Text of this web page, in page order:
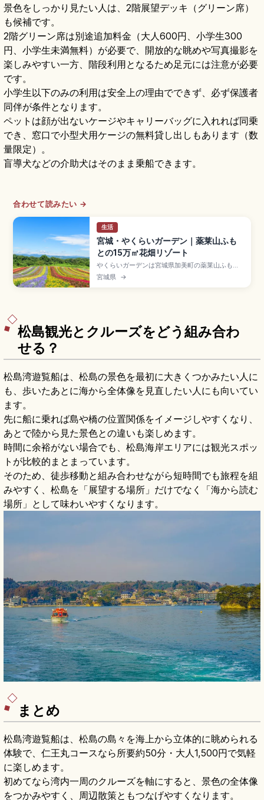
景色をしっかり見たい人は、2階展望デッキ（グリーン席）
も候補です。
2階グリーン席は別途追加料金（大人600円、小学生300
円、小学生未満無料）が必要で、開放的な眺めや写真撮影を
楽しみやすい一方、階段利用となるため足元には注意が必要
です。
小学生以下のみの利用は安全上の理由でできず、必ず保護者
同伴が条件となります。
ペットは顔が出ないケージやキャリーバッグに入れれば同乗
でき、窓口で小型犬用ケージの無料貸し出しもあります（数
量限定）。
盲導犬などの介助犬はそのまま乗船できます。
合わせて読みたい →
生活
宮城・やくらいガーデン｜薬莱山ふも
との15万㎡花畑リゾート
やくらいガーデンは宮城県加美町の薬莱山ふもと
に広がる総面積約15万㎡(東京ドーム約3個分)の高
原ガーデンで、栽培植物約400種類の8つのテー
宮城県 →
松島観光とクルーズをどう組み合わ
せる？
松島湾遊覧船は、松島の景色を最初に大きくつかみたい人に
も、歩いたあとに海から全体像を見直したい人にも向いてい
ます。
先に船に乗れば島や橋の位置関係をイメージしやすくなり、
あとで陸から見た景色との違いも楽しめます。
時間に余裕がない場合でも、松島海岸エリアには観光スポッ
トが比較的まとまっています。
そのため、徒歩移動と組み合わせながら短時間でも旅程を組
みやすく、松島を「展望する場所」だけでなく「海から読む
場所」として味わいやすくなります。
まとめ
松島湾遊覧船は、松島の島々を海上から立体的に眺められる
体験で、仁王丸コースなら所要約50分・大人1,500円で気軽
に楽しめます。
初めてなら湾内一周のクルーズを軸にすると、景色の全体像
をつかみやすく、周辺散策ともつなげやすくなります。